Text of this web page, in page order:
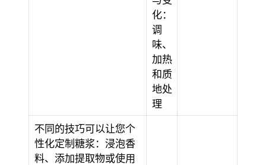
化：
调
味、
加热
和质
地处
理
不同的技巧可以让您个
性化定制糖浆：浸泡香
料、添加提取物或使用